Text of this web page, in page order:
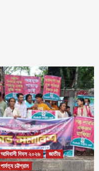
আদিবাসী দিবস ২০২৬
জাতীয়
পার্বত্য চট্টগ্রাম